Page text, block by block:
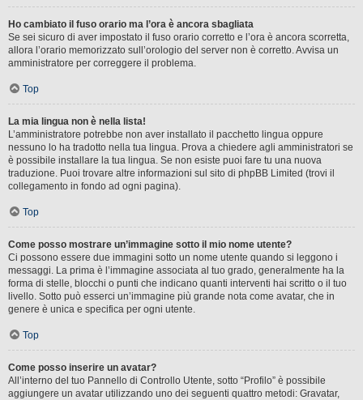
Ho cambiato il fuso orario ma l’ora è ancora sbagliata
Se sei sicuro di aver impostato il fuso orario corretto e l’ora è ancora scorretta,
allora l’orario memorizzato sull’orologio del server non è corretto. Avvisa un
amministratore per correggere il problema.
Top
La mia lingua non è nella lista!
L’amministratore potrebbe non aver installato il pacchetto lingua oppure
nessuno lo ha tradotto nella tua lingua. Prova a chiedere agli amministratori se
è possibile installare la tua lingua. Se non esiste puoi fare tu una nuova
traduzione. Puoi trovare altre informazioni sul sito di phpBB Limited (trovi il
collegamento in fondo ad ogni pagina).
Top
Come posso mostrare un’immagine sotto il mio nome utente?
Ci possono essere due immagini sotto un nome utente quando si leggono i
messaggi. La prima è l’immagine associata al tuo grado, generalmente ha la
forma di stelle, blocchi o punti che indicano quanti interventi hai scritto o il tuo
livello. Sotto può esserci un’immagine più grande nota come avatar, che in
genere è unica e specifica per ogni utente.
Top
Come posso inserire un avatar?
All’interno del tuo Pannello di Controllo Utente, sotto “Profilo” è possibile
aggiungere un avatar utilizzando uno dei seguenti quattro metodi: Gravatar,